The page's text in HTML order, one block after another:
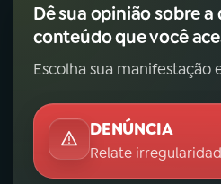
Dê sua opinião sobre
conteúdo que você
Escolha sua manifestação
DENÚNCIA
Relate